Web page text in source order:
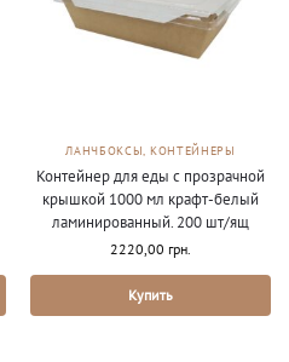
ЛАНЧБОКСЫ, КОНТЕЙНЕРЫ
Контейнер для еды с прозрачной
крышкой 1000 мл крафт-белый
ламинированный. 200 шт/ящ
2220,00 грн.
Купить